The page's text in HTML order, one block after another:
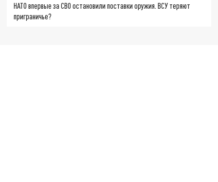
НАТО впервые за СВО остановили поставки оружия. ВСУ теряют
приграничье?